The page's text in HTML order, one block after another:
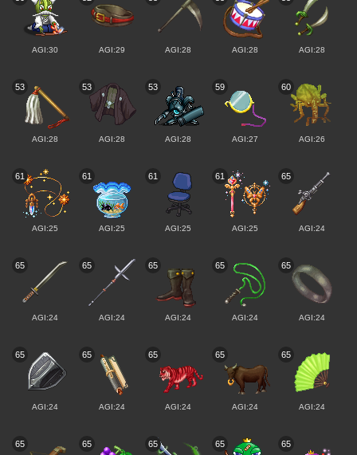
AGI:30 AGI:29 AGI:28 AGI:28 AGI:28
53
AGI:28
53
AGI:28
53
AGI:28
59
AGI:27
60
AGI:26
61
AGI:25
61
AGI:25
61
AGI:25
61
AGI:25
65
AGI:24
65
AGI:24
65
AGI:24
65
AGI:24
65
AGI:24
65
AGI:24
65
AGI:24
65
AGI:24
65
AGI:24
65
AGI:24
65
AGI:24
65 65 65 65 65